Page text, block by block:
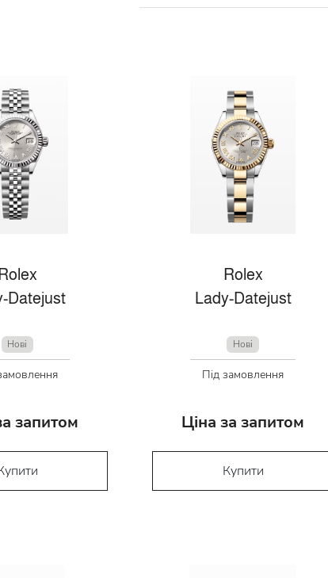
Rolex
Datejust
Нові
запитом
Rolex
Lady-Datejust
Нові
Під замовлення
Ціна за запитом
Купити